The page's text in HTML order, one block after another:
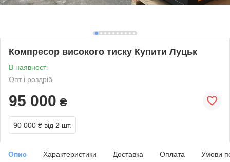
Компресор високого тиску Купити Луцьк
В наявності
Опт і роздріб
95 000 ₴
90 000 ₴ від 2 шт.
Опис Характеристики Доставка Оплата Умови